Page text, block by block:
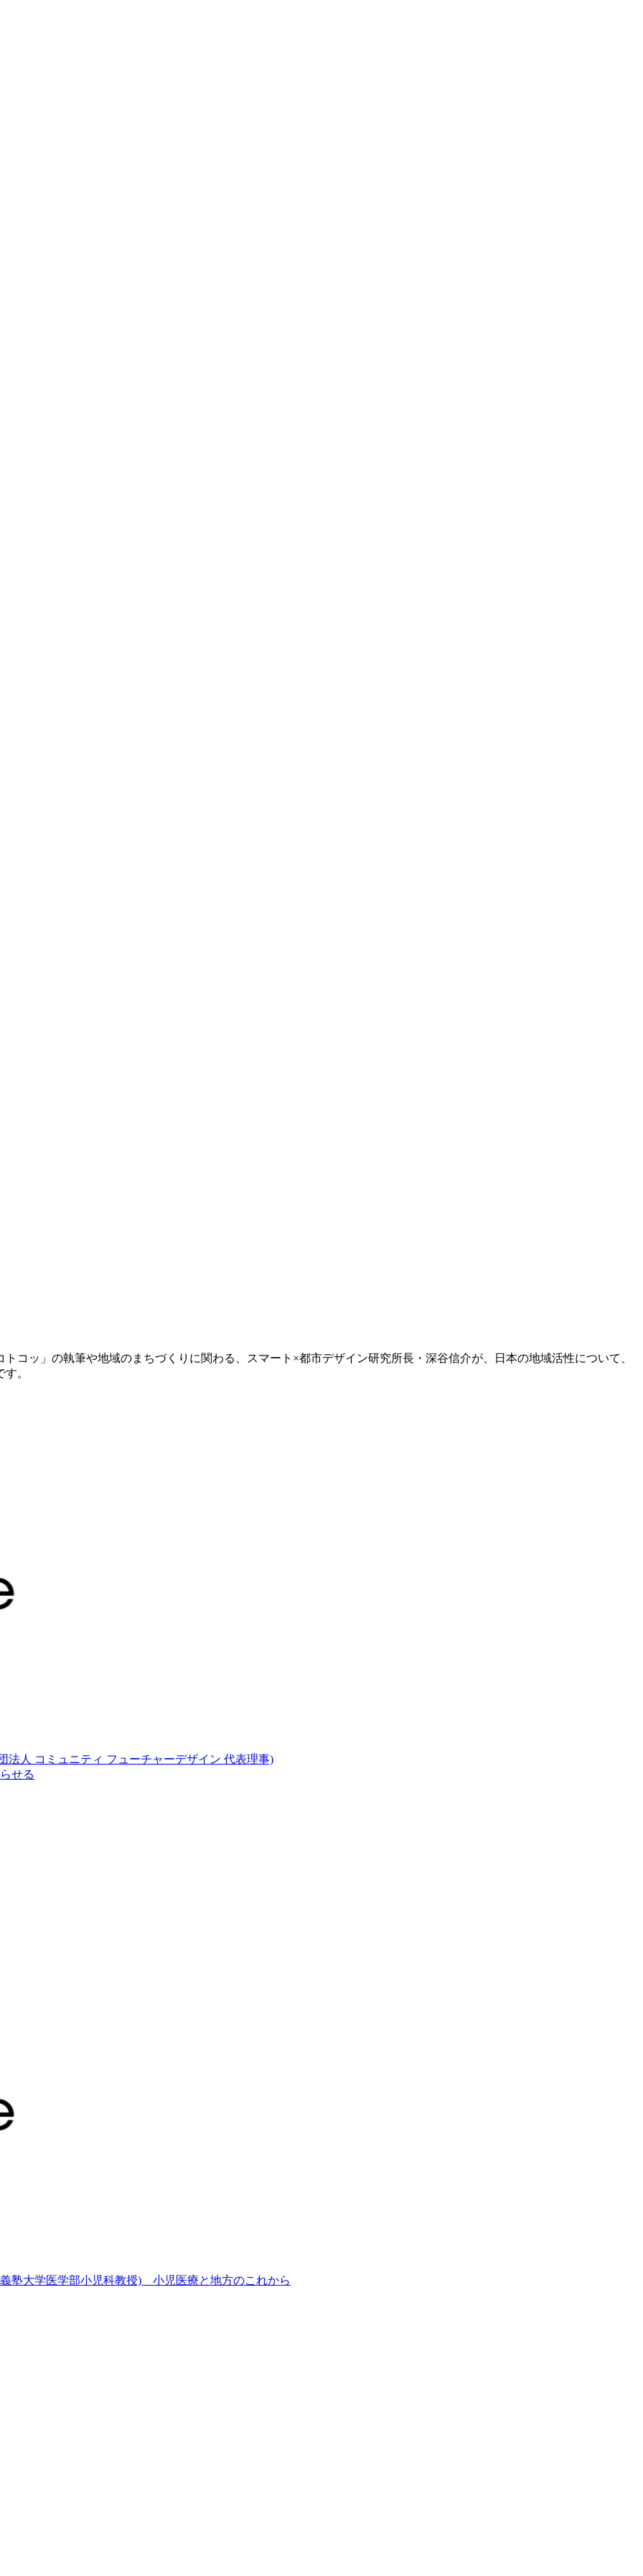
コッ」の執筆や地域のまちづくりに関わる、スマート×都市デザイン研究所長・深谷信介が、日本の地域活性について、
。
人 コミュニティ フューチャーデザイン 代表理事)
せる
塾大学医学部小児科教授) 小児医療と地方のこれから